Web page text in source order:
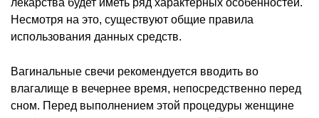
Несмотря на это, существуют общие правила
использования данных средств.
Вагинальные свечи рекомендуется вводить во
влагалище в вечернее время, непосредственно перед
сном. Перед выполнением этой процедуры женщине